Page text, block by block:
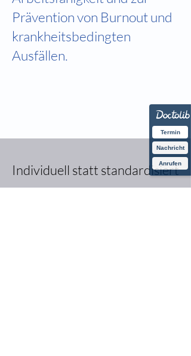
Termin
Nachricht
Anrufen
Prävention von Burnout und
krankheitsbedingten
Ausfällen.
Individuell statt standardisiert